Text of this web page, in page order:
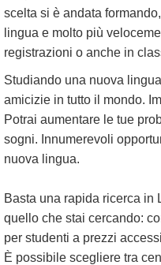
scelta si è andata
lingua e molto più
registrazioni o anche in
Studiando una nuova
amicizie in tutto il mondo.
Potrai aumentare le tue
sogni. Innumerevoli
nuova lingua.
Basta una rapida ricerca in
quello che stai cercando:
per studenti a prezzi
È possibile scegliere tra